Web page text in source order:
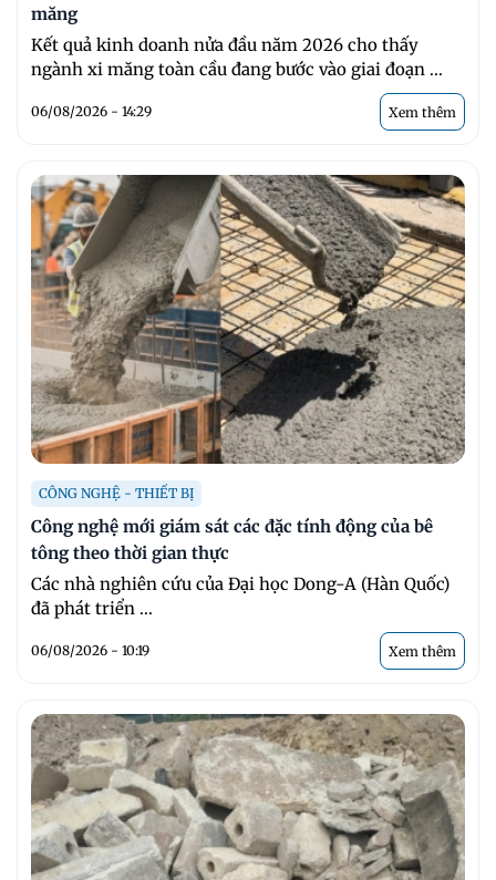
măng
Kết quả kinh doanh nửa đầu năm 2026 cho thấy
ngành xi măng toàn cầu đang bước vào giai đoạn ...
06/08/2026 - 14:29 Xem thêm
CÔNG NGHỆ - THIẾT BỊ
Công nghệ mới giám sát các đặc tính động của bê
tông theo thời gian thực
Các nhà nghiên cứu của Đại học Dong-A (Hàn Quốc)
đã phát triển ...
06/08/2026 - 10:19 Xem thêm